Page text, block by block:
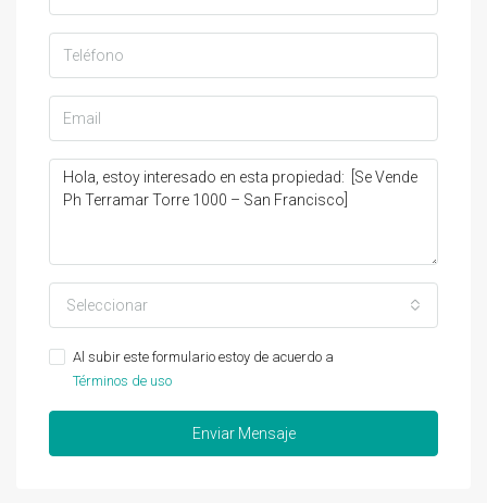
Seleccionar
Al subir este formulario estoy de acuerdo a
Términos de uso
Enviar Mensaje